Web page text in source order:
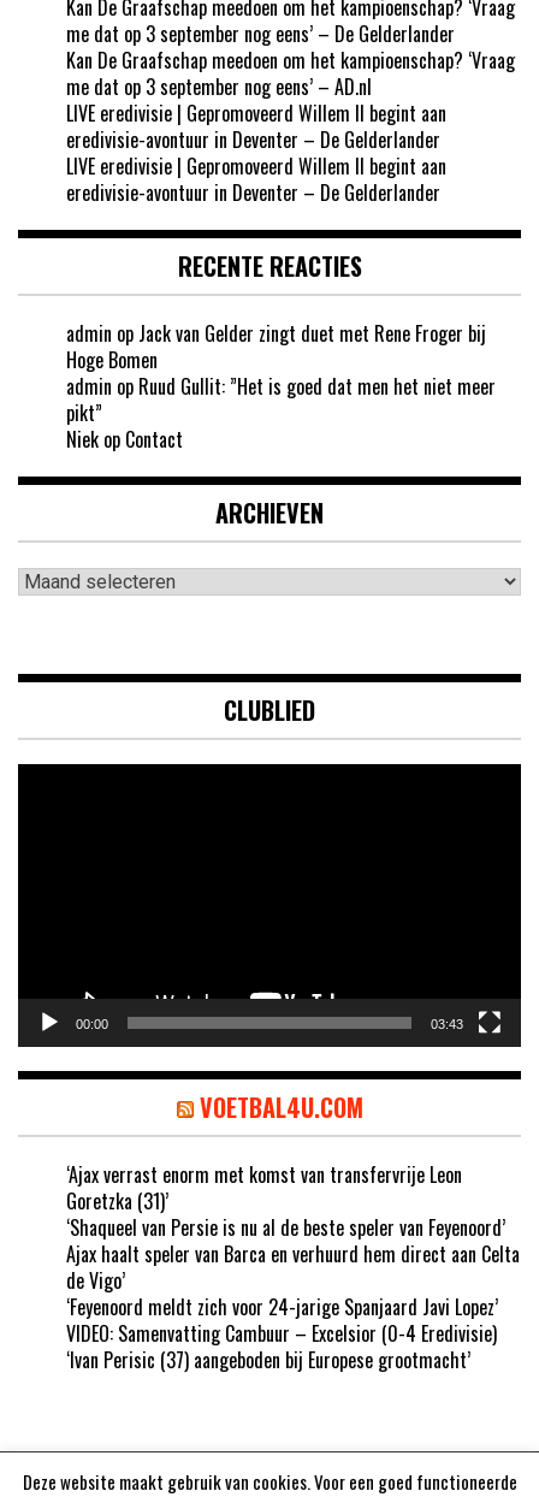
Kan De Graafschap meedoen om het kampioenschap? ‘Vraag
me dat op 3 september nog eens’ – De Gelderlander
Kan De Graafschap meedoen om het kampioenschap? ‘Vraag
me dat op 3 september nog eens’ – AD.nl
LIVE eredivisie | Gepromoveerd Willem II begint aan
eredivisie-avontuur in Deventer – De Gelderlander
LIVE eredivisie | Gepromoveerd Willem II begint aan
eredivisie-avontuur in Deventer – De Gelderlander
RECENTE REACTIES
admin op Jack van Gelder zingt duet met Rene Froger bij
Hoge Bomen
admin op Ruud Gullit: ”Het is goed dat men het niet meer
pikt”
Niek op Contact
ARCHIEVEN
Archieven
CLUBLIED
00:00 03:43
VOETBAL4U.COM
‘Ajax verrast enorm met komst van transfervrije Leon
Goretzka (31)’
‘Shaqueel van Persie is nu al de beste speler van Feyenoord’
Ajax haalt speler van Barca en verhuurd hem direct aan Celta
de Vigo’
‘Feyenoord meldt zich voor 24-jarige Spanjaard Javi Lopez’
VIDEO: Samenvatting Cambuur – Excelsior (0-4 Eredivisie)
‘Ivan Perisic (37) aangeboden bij Europese grootmacht’
Deze website maakt gebruik van cookies. Voor een goed functioneerde